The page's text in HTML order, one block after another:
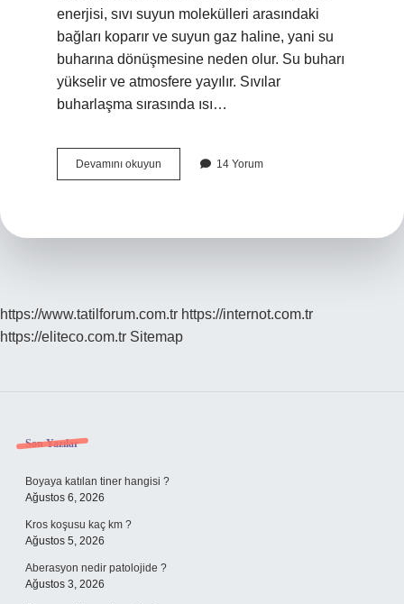
enerjisi, sıvı suyun molekülleri arasındaki
bağları koparır ve suyun gaz haline, yani su
buharına dönüşmesine neden olur. Su buharı
yükselir ve atmosfere yayılır. Sıvılar
buharlaşma sırasında ısı…
Devamını okuyun Buharlaşma
Olayı
14 Yorum
https://www.tatilforum.com.tr https://internot.com.tr
https://eliteco.com.tr Sitemap
Sidebar
Son Yazılar
Boyaya katılan tiner hangisi ?
Ağustos 6, 2026
Kros koşusu kaç km ?
Ağustos 5, 2026
Aberasyon nedir patolojide ?
Ağustos 3, 2026